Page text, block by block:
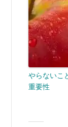
やらないこ
重要性